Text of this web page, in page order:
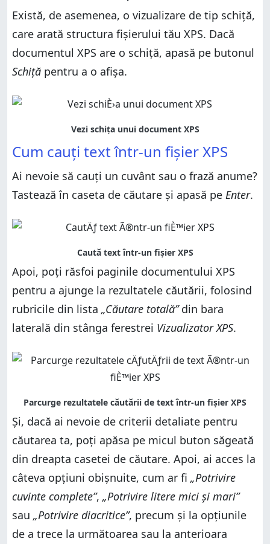
Există, de asemenea, o vizualizare de tip schiță,
care arată structura fișierului tău XPS. Dacă
documentul XPS are o schiță, apasă pe butonul
Schiță pentru a o afișa.
Cum cauți text într-un fișier XPS
Ai nevoie să cauți un cuvânt sau o frază anume?
Tastează în caseta de căutare și apasă pe Enter.
Apoi, poți răsfoi paginile documentului XPS
pentru a ajunge la rezultatele căutării, folosind
rubricile din lista „Căutare totală”din bara
laterală din stânga ferestrei Vizualizator XPS.
Și, dacă ai nevoie de criterii detaliate pentru
căutarea ta, poți apăsa pe micul buton săgeată
din dreapta casetei de căutare. Apoi, ai acces la
câteva opțiuni obișnuite, cum ar fi „Potrivire
cuvinte complete”, „Potrivire litere mici și mari”
sau „Potrivire diacritice”, precum și la opțiunile
de a trece la următoarea sau la anterioara